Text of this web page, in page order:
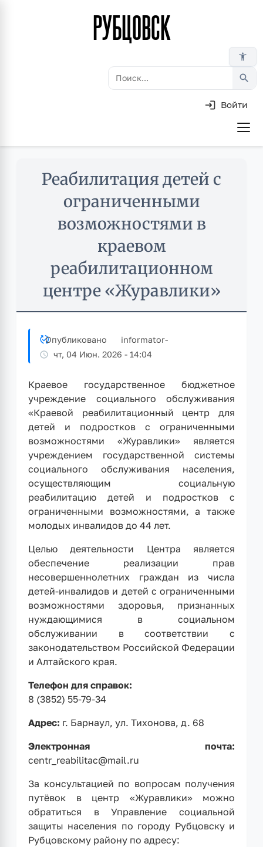
РУБЦОВСК
accessibility_new
search
Войти
Реабилитация детей с
ограниченными
возможностями в
краевом
реабилитационном
центре «Журавлики»
Опубликовано informator-
чт, 04 Июн. 2026 - 14:04
Краевое государственное бюджетное
учреждение социального обслуживания
«Краевой реабилитационный центр для
детей и подростков с ограниченными
возможностями «Журавлики» является
учреждением государственной системы
социального обслуживания населения,
осуществляющим социальную
реабилитацию детей и подростков с
ограниченными возможностями, а также
молодых инвалидов до 44 лет.
Целью деятельности Центра является
обеспечение реализации прав
несовершеннолетних граждан из числа
детей-инвалидов и детей с ограниченными
возможностями здоровья, признанных
нуждающимися в социальном
обслуживании в соответствии с
законодательством Российской Федерации
и Алтайского края.
Телефон для справок:
8 (3852) 55-79-34
Адрес: г. Барнаул, ул. Тихонова, д. 68
Электронная почта:
centr_reabilitac@mail.ru
За консультацией по вопросам получения
путёвок в центр «Журавлики» можно
обратиться в Управление социальной
защиты населения по городу Рубцовску и
Рубцовскому району по адресу: